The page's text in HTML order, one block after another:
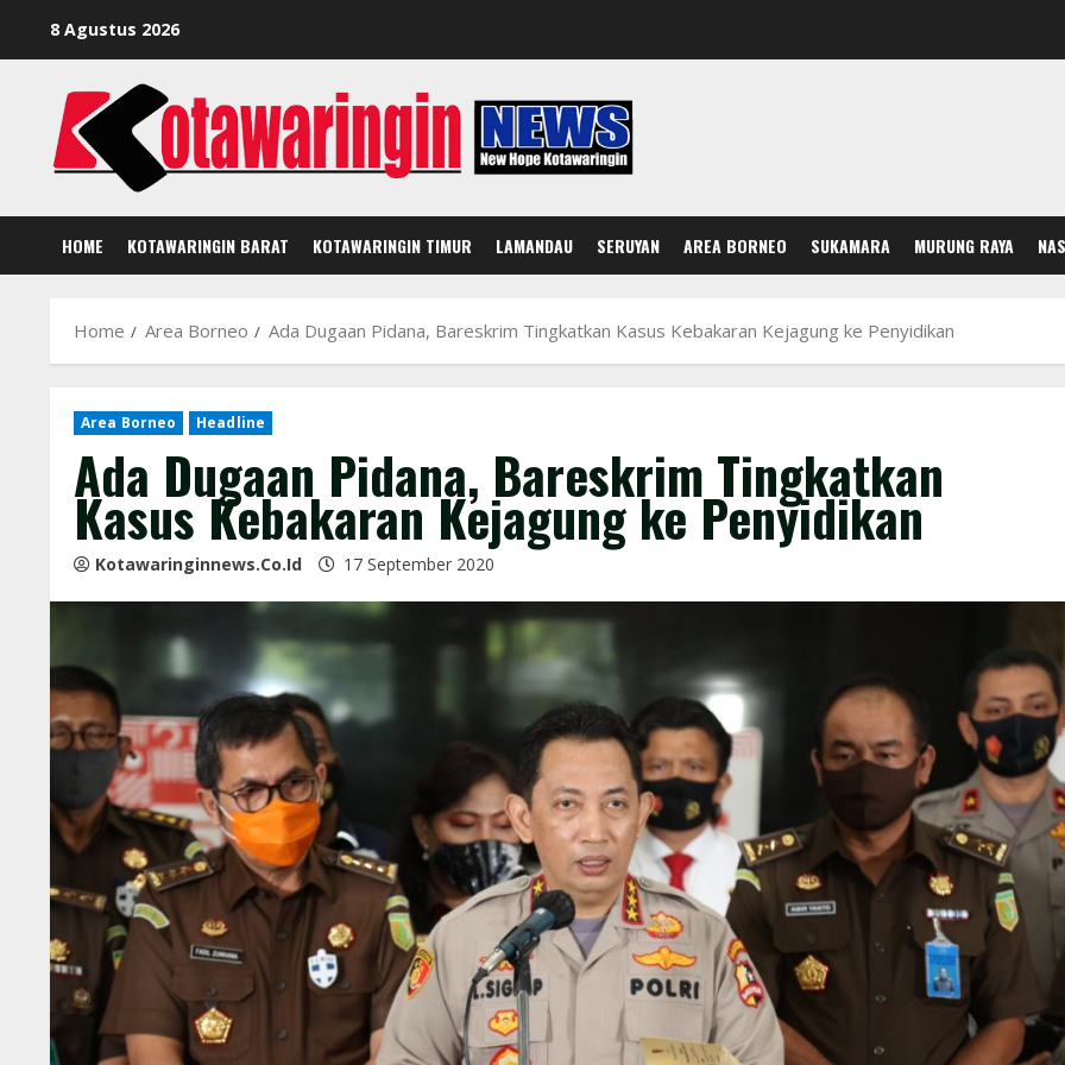
8 Agustus 2026
HOME KOTAWARINGIN BARAT KOTAWARINGIN TIMUR LAMANDAU SERUYAN AREA BORNEO SUKAMARA MURUNG RAYA
Home Area Borneo Ada Dugaan Pidana, Bareskrim Tingkatkan Kasus Kebakaran Kejagung ke Penyidikan
Area Borneo Headline
Ada Dugaan Pidana, Bareskrim Tingkatkan
Kasus Kebakaran Kejagung ke Penyidikan
Kotawaringinnews.co.id 17 September 2020